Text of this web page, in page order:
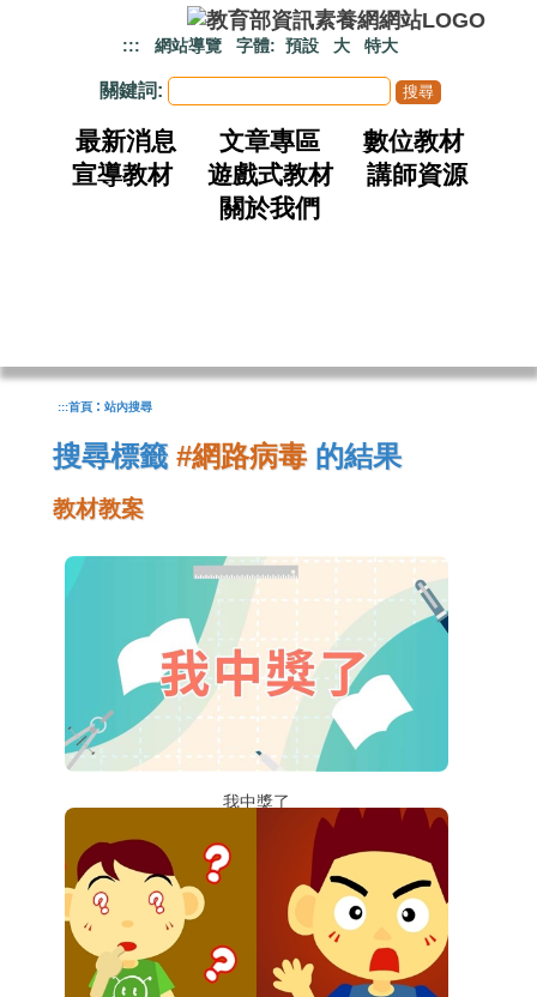
::: 網站導覽 字體: 預設 大 特大
關鍵詞:
最新消息 文章專區
數位教材
宣導教材
遊戲式教材
講師資源
關於我們
:::首頁 : 站內搜尋
搜尋標籤 #網路病毒 的結果
教材教案
我中獎了